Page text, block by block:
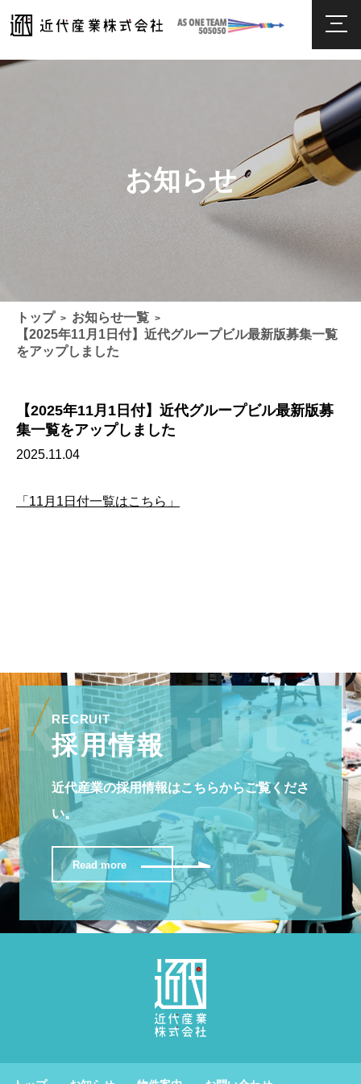
お知らせ
トップ > お知らせ一覧 >
【2025年11月1日付】近代グループビル最新版募集一覧
をアップしました
【2025年11月1日付】近代グループビル最新版募
集一覧をアップしました
2025.11.04
「11月1日付一覧はこちら」
RECRUIT
採用情報
近代産業の採用情報はこちらからご覧くださ
い。
Read more